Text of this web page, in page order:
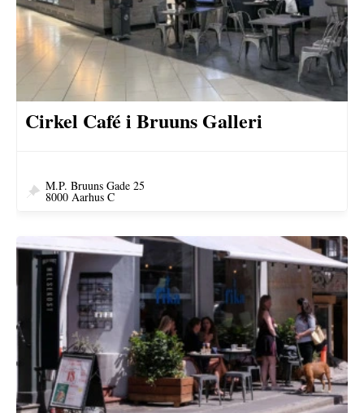
Cirkel Café i Bruuns Galleri
M.P. Bruuns Gade 25
8000 Aarhus C